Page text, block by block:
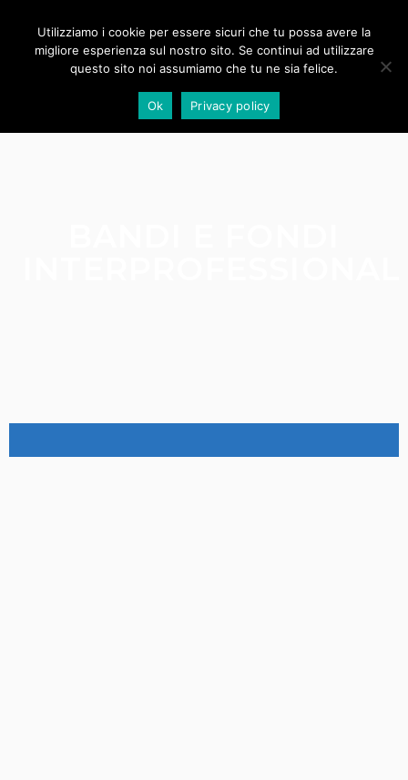
Utilizziamo i cookie per essere sicuri che tu possa avere la
migliore esperienza sul nostro sito. Se continui ad utilizzare
questo sito noi assumiamo che tu ne sia felice.
Ok Privacy policy